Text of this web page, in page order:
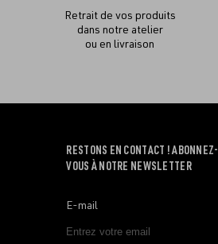
Retrait de vos produits
dans notre atelier
ou en livraison
RESTONS EN CONTACT ! ABONNEZ-
VOUS À NOTRE NEWSLETTER
E-mail